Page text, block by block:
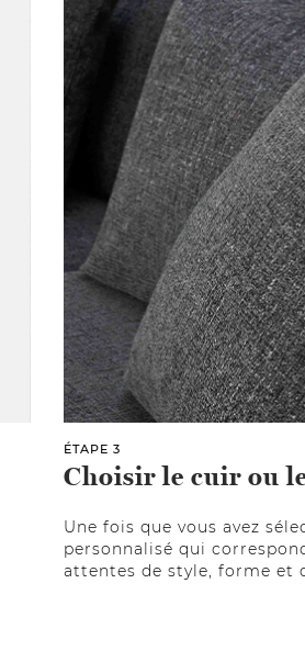
ÉTAPE 3
Choisir le cuir ou
Une fois que vous avez
personnalisé qui
attentes de style, forme et